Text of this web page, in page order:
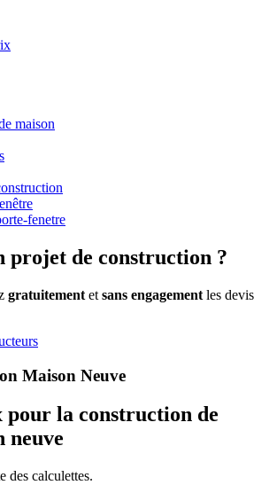
maison
fenetre
projet de construction ?
gratuitement et sans engagement les devis
Maison Neuve
pour la construction de
neuve
des calculettes.